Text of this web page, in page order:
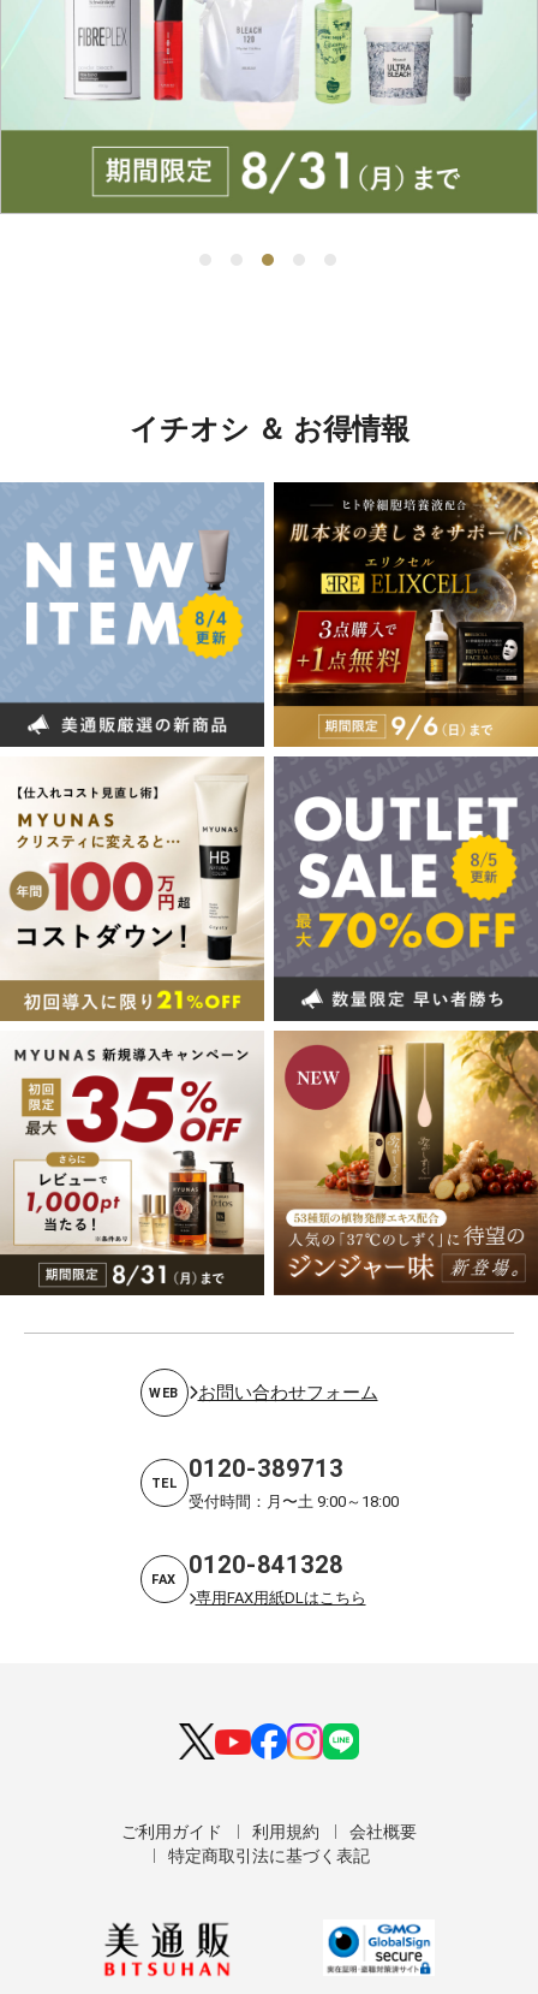
イチオシ ＆ お得情報
WEB お問い合わせフォーム
TEL 0120-389713
受付時間：月〜土 9:00～18:00
FAX 0120-841328
専用FAX用紙DLはこちら
ご利用ガイド 利用規約
会社概要
特定商取引法に基づく表記